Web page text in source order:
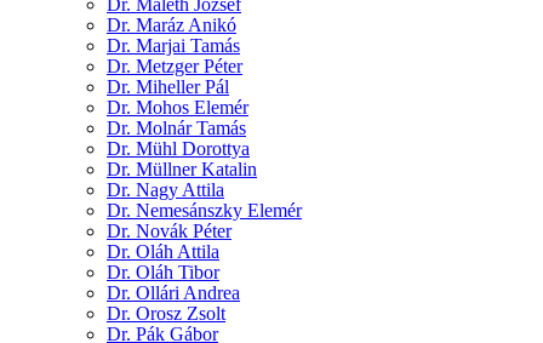
Dr. Maléth József
Dr. Maráz Anikó
Dr. Marjai Tamás
Dr. Metzger Péter
Dr. Miheller Pál
Dr. Mohos Elemér
Dr. Molnár Tamás
Dr. Mühl Dorottya
Dr. Müllner Katalin
Dr. Nagy Attila
Dr. Nemesánszky Elemér
Dr. Novák Péter
Dr. Oláh Attila
Dr. Oláh Tibor
Dr. Ollári Andrea
Dr. Orosz Zsolt
Dr. Pák Gábor